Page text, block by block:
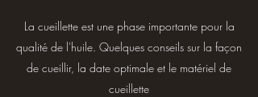
La cueillette est une phase importante pour la
qualité de l'huile. Quelques conseils sur la façon
de cueillir, la date optimale et le matériel de
cueillette